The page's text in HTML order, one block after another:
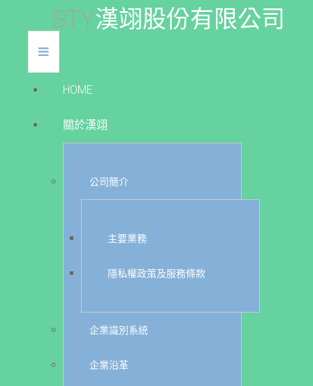
STY漢翊股份有限公司
HOME
關於漢翊
公司簡介
主要業務
隱私權政策及服務條款
企業識別系統
企業沿革